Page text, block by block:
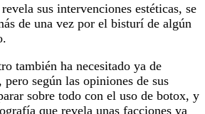
sus intervenciones estéticas, se
de una vez por el bisturí de algún
también ha necesitado ya de
según las opiniones de sus
sobre todo con el uso de botox, y
que revela unas facciones ya